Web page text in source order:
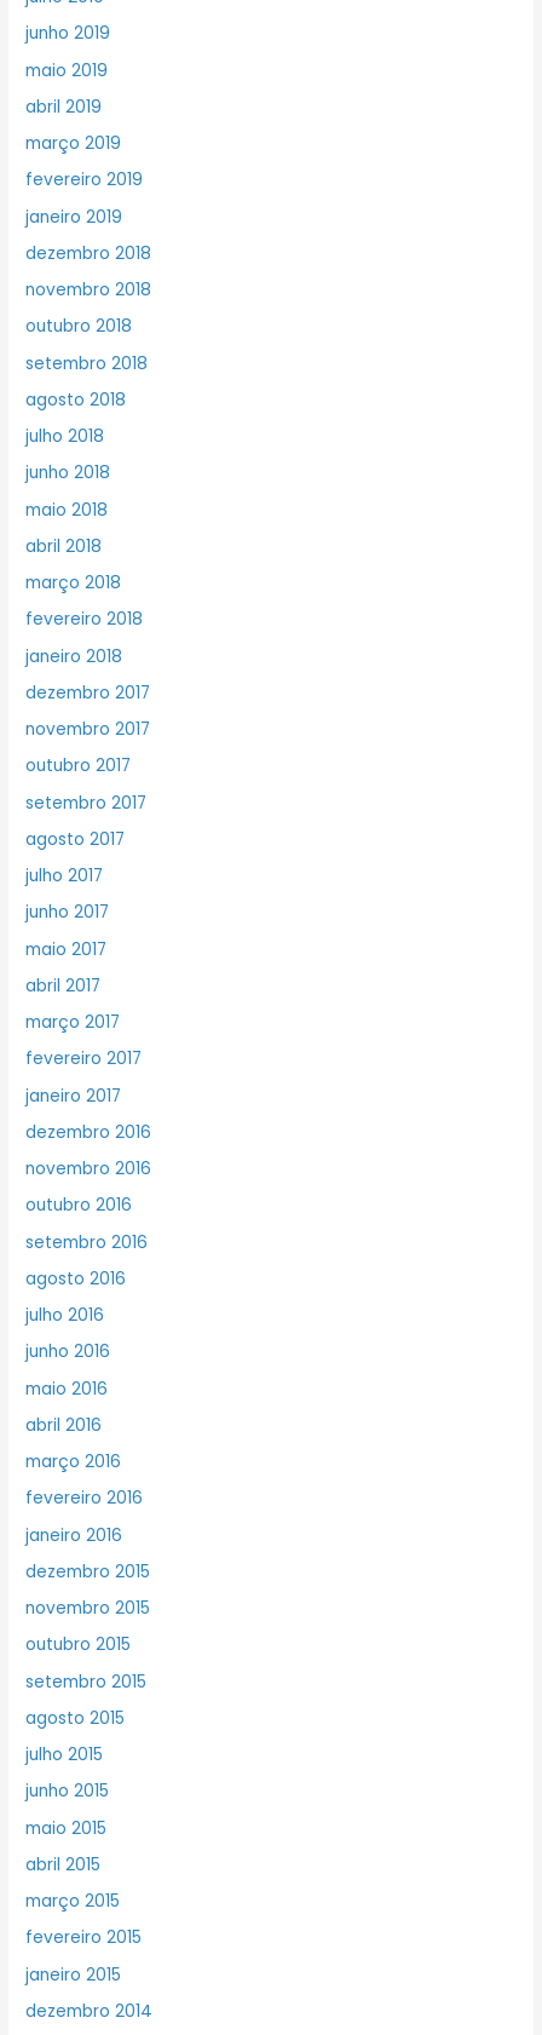
junho 2019
maio 2019
abril 2019
março 2019
fevereiro 2019
janeiro 2019
dezembro 2018
novembro 2018
outubro 2018
setembro 2018
agosto 2018
julho 2018
junho 2018
maio 2018
abril 2018
março 2018
fevereiro 2018
janeiro 2018
dezembro 2017
novembro 2017
outubro 2017
setembro 2017
agosto 2017
julho 2017
junho 2017
maio 2017
abril 2017
março 2017
fevereiro 2017
janeiro 2017
dezembro 2016
novembro 2016
outubro 2016
setembro 2016
agosto 2016
julho 2016
junho 2016
maio 2016
abril 2016
março 2016
fevereiro 2016
janeiro 2016
dezembro 2015
novembro 2015
outubro 2015
setembro 2015
agosto 2015
julho 2015
junho 2015
maio 2015
abril 2015
março 2015
fevereiro 2015
janeiro 2015
dezembro 2014